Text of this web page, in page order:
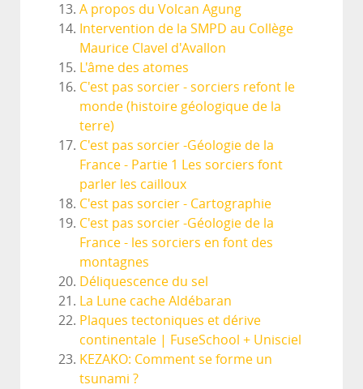
A propos du Volcan Agung
Intervention de la SMPD au Collège
Maurice Clavel d'Avallon
L'âme des atomes
C'est pas sorcier - sorciers refont le
monde (histoire géologique de la
terre)
C'est pas sorcier -Géologie de la
France - Partie 1 Les sorciers font
parler les cailloux
C'est pas sorcier - Cartographie
C'est pas sorcier -Géologie de la
France - les sorciers en font des
montagnes
Déliquescence du sel
La Lune cache Aldébaran
Plaques tectoniques et dérive
continentale | FuseSchool + Unisciel
KEZAKO: Comment se forme un
tsunami ?